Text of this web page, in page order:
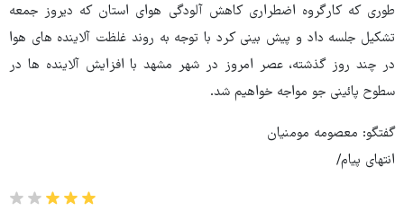
طوری که کارگروه اضطراری کاهش آلودگی هوای استان که دیروز جمعه
تشکیل جلسه داد و پیش بینی کرد با توجه به روند غلظت آلاینده های هوا
در چند روز گذشته، عصر امروز در شهر مشهد با افزایش آلاینده ها در
سطوح پائینی جو مواجه خواهیم شد.
گفتگو: معصومه مومنیان
انتهای پیام/